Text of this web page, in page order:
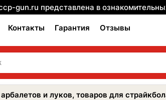
gun.ru представлена в
Контакты Гарантия Отзывы
и луков, товаров для